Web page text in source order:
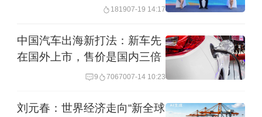
181907-19 14:17
中国汽车出海新打法：新车先
在国外上市，售价是国内三倍
9 7067007-14 10:23
刘元春：世界经济走向“新全球